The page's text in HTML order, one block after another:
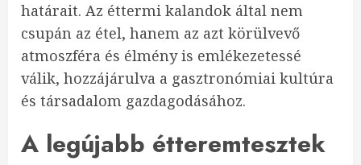
határait. Az éttermi kalandok által nem
csupán az étel, hanem az azt körülvevő
atmoszféra és élmény is emlékezetessé
válik, hozzájárulva a gasztronómiai kultúra
és társadalom gazdagodásához.
A legújabb étteremtesztek